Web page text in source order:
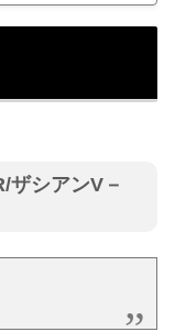
ザシアンV－